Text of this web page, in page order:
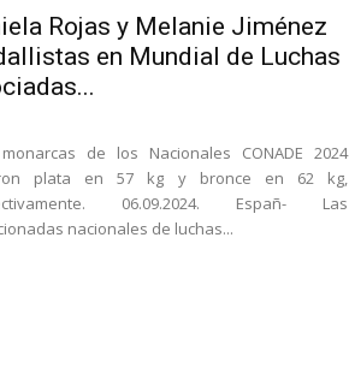
Rojas y Melanie Jiménez
en Mundial de Luchas
de los Nacionales CONADE 2024
plata en 57 kg y bronce en 62 kg,
06.09.2024. Españ- Las
nacionales de luchas...